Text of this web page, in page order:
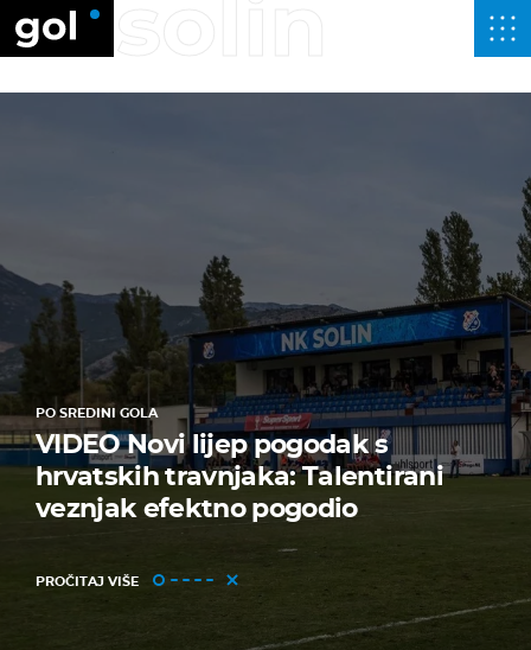
PO SREDINI GOLA
VIDEO Novi lijep pogodak s
hrvatskih travnjaka: Talentirani
veznjak efektno pogodio
PROČITAJ VIŠE